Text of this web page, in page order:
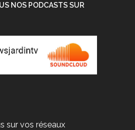
NOS PODCASTS SUR
sur vos réseaux